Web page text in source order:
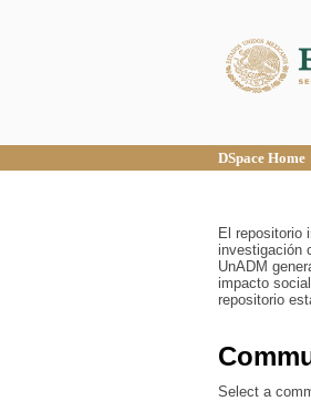
DSpace Home
El repositorio
investigación
UnADM
impacto
repositorio
Select a